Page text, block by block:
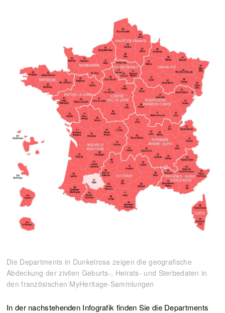
Die Departments in Dunkelrosa zeigen die geografische
Abdeckung der zivilen Geburts-, Heirats- und Sterbedaten in
den französischen MyHeritage-Sammlungen
In der nachstehenden Infografik finden Sie die Departments